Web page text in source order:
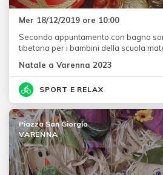
Mer 18/12/2019 ore 10:00
Secondo appuntamento con bagno
tibetana per i bambini della scuola
Natale a Varenna 2023
SPORT E RELAX
Piazza San Giorgio
VARENNA